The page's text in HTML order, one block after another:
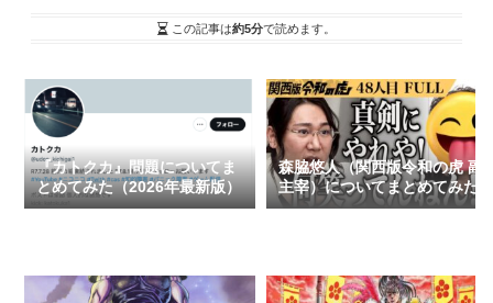
この記事は約5分で読めます。
『カトクカ』問題についてま
とめてみた（2026年最新版）
森脇悠人（関西版令和の虎 副
主宰）についてまとめてみた